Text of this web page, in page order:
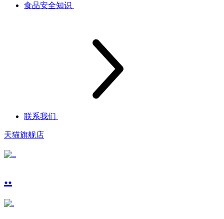
食品安全知识
联系我们
天猫旗舰店
..